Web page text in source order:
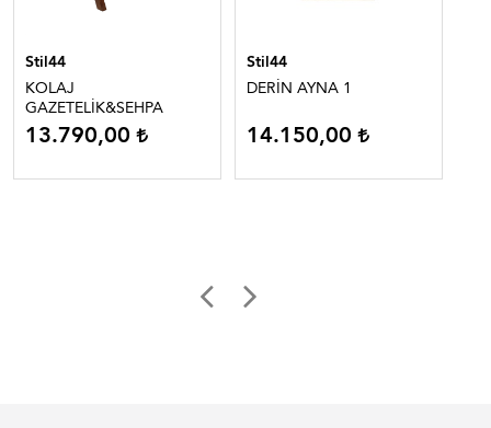
Stil44
KOLAJ
GAZETELİK&SEHPA
13.790,00
Stil44
DERİN AYNA 1
14.150,00